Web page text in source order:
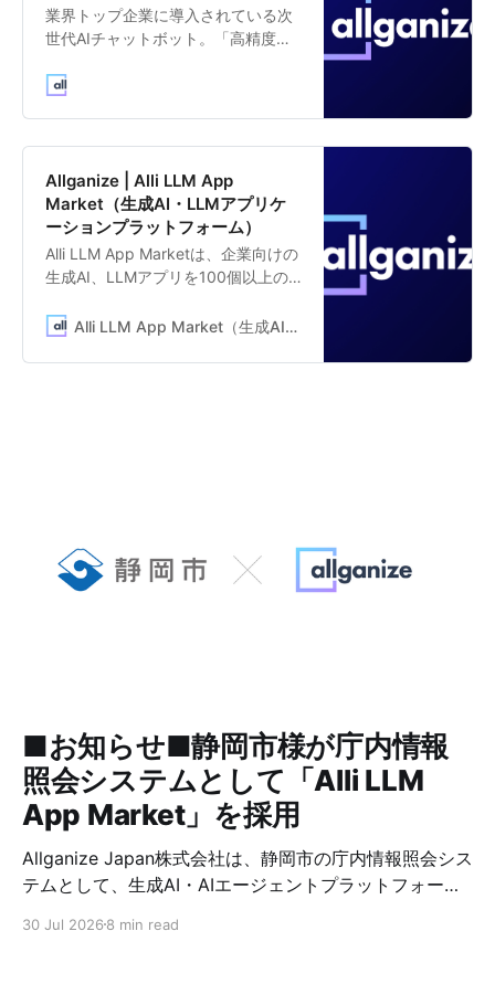
業界トップ企業に導入されている次
世代AIチャットボット。「高精度」
ォーマンス」が特長。簡単な設定
有人チャット機能などの豊富な機能
で、社内・社外のお問い合わせ対応
を効率化します。
Allganize | Alli LLM App
Market（生成AI・LLMアプリケ
ーションプラットフォーム）
Alli LLM App Marketは、企業向けの
生成AI、LLMアプリを100個以上の
に活用できるLLMアプリプラットフ
「クレーム対応メール作成」「特定
Alli LLM App Market（生成AI・LLMアプリケーションプラットフォーム）
■お知らせ■静岡市様が庁内情報
照会システムとして「Alli LLM
App Market」を採用
Allganize Japan株式会社は、静岡市の庁内情報照会シス
テムとして、生成AI・AIエージェントプラットフォーム
らせいたします。 静岡市では、2026年7月より全職員を
30 Jul 2026 8 min read